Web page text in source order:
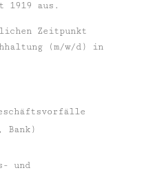
1919 aus.
Zeitpunkt
(m/w/d) in
Bank)
und